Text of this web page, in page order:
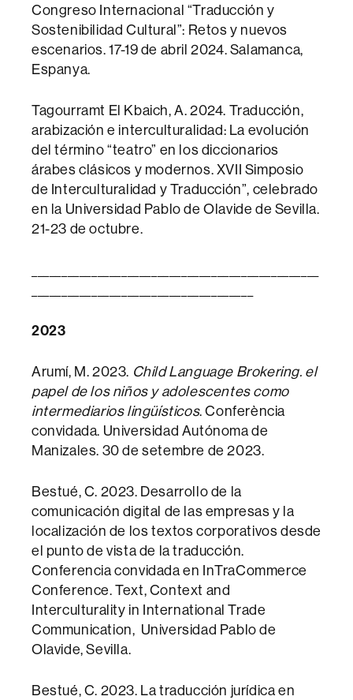
Congreso Internacional “Traducción y
Sostenibilidad Cultural”: Retos y nuevos
escenarios. 17-19 de abril 2024. Salamanca,
Espanya.
Tagourramt El Kbaich, A. 2024. Traducción,
arabización e interculturalidad: La evolución
del término “teatro” en los diccionarios
árabes clásicos y modernos. XVII Simposio
de Interculturalidad y Traducción”, celebrado
en la Universidad Pablo de Olavide de Sevilla.
21-23 de octubre.
2023
Arumí, M. 2023. Child Language Brokering. ​el
papel de los niños y adolescentes como
intermediarios lingüísticos. Conferència
convidada. Universidad Autónoma de
Manizales. 30 de setembre de 2023.
Bestué, C. 2023. Desarrollo de la
comunicación digital de las empresas y la
localización de los textos corporativos desde
el punto de vista de la traducción.
Conferencia convidada en InTraCommerce
Conference. Text, Context and
Interculturality in International Trade
Communication, Universidad Pablo de
Olavide, Sevilla.
Bestué, C. 2023. La traducción jurídica en